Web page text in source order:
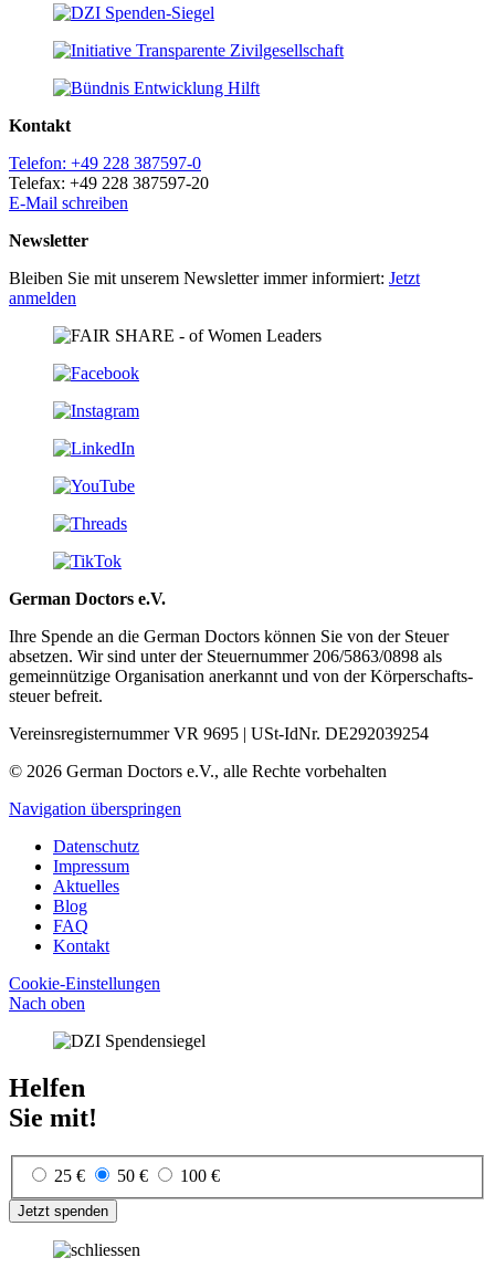
Kontakt
Telefon: +49 228 387597-0
Telefax: +49 228 387597-20
E-Mail schreiben
Newsletter
Bleiben Sie mit unserem Newsletter immer informiert: Jetzt
anmelden
German Doctors e.V.
Ihre Spende an die German Doctors können Sie von der Steuer
absetzen. Wir sind unter der Steuer­nummer 206/5863/0898 als
gemein­nützige Organisation aner­kannt und von der Körper­schafts­
steuer befreit.
Vereinsregisternummer VR 9695 | USt-IdNr. DE292039254
© 2026 German Doctors e.V., alle Rechte vorbehalten
Navigation überspringen
Datenschutz
Impressum
Aktuelles
Blog
FAQ
Kontakt
Cookie-Einstellungen
Nach oben
Helfen
Sie mit!
25 € 50 € 100 €
Jetzt spenden